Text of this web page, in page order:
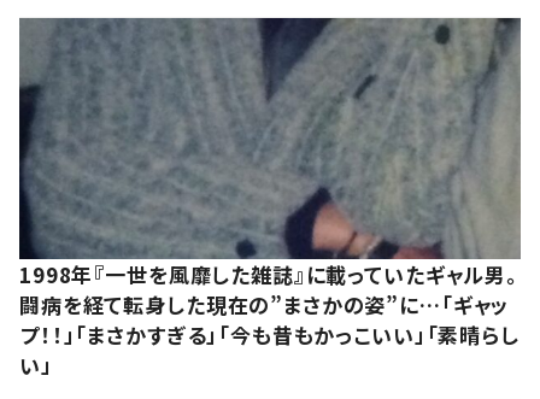
1998年『一世を風靡した雑誌』に載っていたギャル男。
闘病を経て転身した現在の”まさかの姿”に…「ギャッ
プ！！」「まさかすぎる」「今も昔もかっこいい」「素晴らし
い」